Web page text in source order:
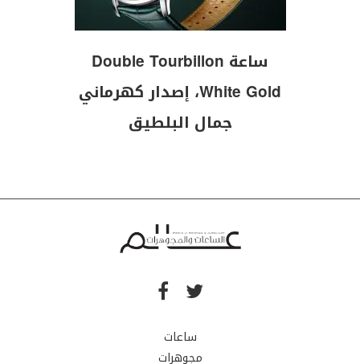
ساعة Double Tourbillon
White Gold، إصدار كهرماني
جمال البلطيق
ساعات
مجوهرات